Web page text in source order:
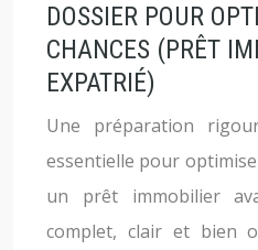
DOSSIER POUR
CHANCES (PRÊT
EXPATRIÉ)
Une préparation
essentielle pour
un prêt immobilier
complet, clair et bien